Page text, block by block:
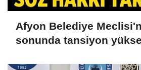
Afyon Belediye
sonunda tansiyon